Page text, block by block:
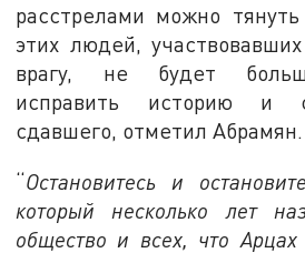
расстрелами можно
этих людей,
врагу, не будет
исправить историю и
сдавшего, отметил Абрамян.
“Остановитесь и
который несколько лет
общество и всех, что